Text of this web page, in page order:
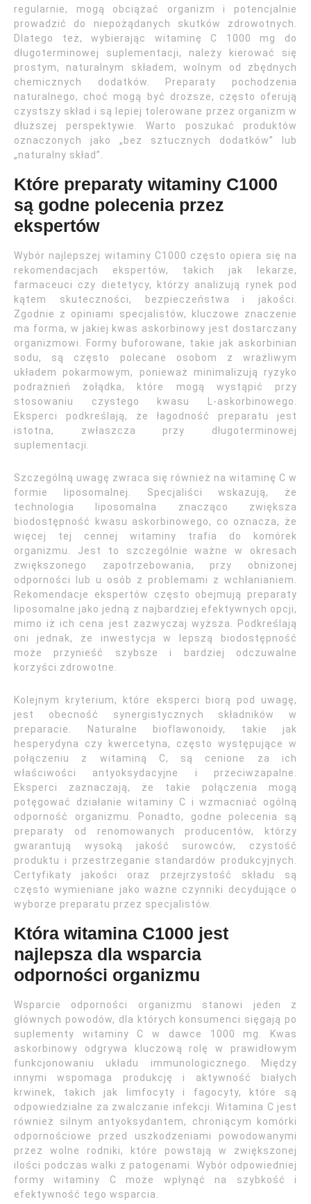
regularnie, mogą obciążać organizm i potencjalnie
prowadzić do niepożądanych skutków zdrowotnych.
Dlatego też, wybierając witaminę C 1000 mg do
długoterminowej suplementacji, należy kierować się
prostym, naturalnym składem, wolnym od zbędnych
chemicznych dodatków. Preparaty pochodzenia
naturalnego, choć mogą być droższe, często oferują
czystszy skład i są lepiej tolerowane przez organizm w
dłuższej perspektywie. Warto poszukać produktów
oznaczonych jako „bez sztucznych dodatków” lub
„naturalny skład”.
Które preparaty witaminy C1000
są godne polecenia przez
ekspertów
Wybór najlepszej witaminy C1000 często opiera się na
rekomendacjach ekspertów, takich jak lekarze,
farmaceuci czy dietetycy, którzy analizują rynek pod
kątem skuteczności, bezpieczeństwa i jakości.
Zgodnie z opiniami specjalistów, kluczowe znaczenie
ma forma, w jakiej kwas askorbinowy jest dostarczany
organizmowi. Formy buforowane, takie jak askorbinian
sodu, są często polecane osobom z wrażliwym
układem pokarmowym, ponieważ minimalizują ryzyko
podrażnień żołądka, które mogą wystąpić przy
stosowaniu czystego kwasu L-askorbinowego.
Eksperci podkreślają, że łagodność preparatu jest
istotna, zwłaszcza przy długoterminowej
suplementacji.
Szczególną uwagę zwraca się również na witaminę C w
formie liposomalnej. Specjaliści wskazują, że
technologia liposomalna znacząco zwiększa
biodostępność kwasu askorbinowego, co oznacza, że
więcej tej cennej witaminy trafia do komórek
organizmu. Jest to szczególnie ważne w okresach
zwiększonego zapotrzebowania, przy obniżonej
odporności lub u osób z problemami z wchłanianiem.
Rekomendacje ekspertów często obejmują preparaty
liposomalne jako jedną z najbardziej efektywnych opcji,
mimo iż ich cena jest zazwyczaj wyższa. Podkreślają
oni jednak, że inwestycja w lepszą biodostępność
może przynieść szybsze i bardziej odczuwalne
korzyści zdrowotne.
Kolejnym kryterium, które eksperci biorą pod uwagę,
jest obecność synergistycznych składników w
preparacie. Naturalne bioflawonoidy, takie jak
hesperydyna czy kwercetyna, często występujące w
połączeniu z witaminą C, są cenione za ich
właściwości antyoksydacyjne i przeciwzapalne.
Eksperci zaznaczają, że takie połączenia mogą
potęgować działanie witaminy C i wzmacniać ogólną
odporność organizmu. Ponadto, godne polecenia są
preparaty od renomowanych producentów, którzy
gwarantują wysoką jakość surowców, czystość
produktu i przestrzeganie standardów produkcyjnych.
Certyfikaty jakości oraz przejrzystość składu są
często wymieniane jako ważne czynniki decydujące o
wyborze preparatu przez specjalistów.
Która witamina C1000 jest
najlepsza dla wsparcia
odporności organizmu
Wsparcie odporności organizmu stanowi jeden z
głównych powodów, dla których konsumenci sięgają po
suplementy witaminy C w dawce 1000 mg. Kwas
askorbinowy odgrywa kluczową rolę w prawidłowym
funkcjonowaniu układu immunologicznego. Między
innymi wspomaga produkcję i aktywność białych
krwinek, takich jak limfocyty i fagocyty, które są
odpowiedzialne za zwalczanie infekcji. Witamina C jest
również silnym antyoksydantem, chroniącym komórki
odpornościowe przed uszkodzeniami powodowanymi
przez wolne rodniki, które powstają w zwiększonej
ilości podczas walki z patogenami. Wybór odpowiedniej
formy witaminy C może wpłynąć na szybkość i
efektywność tego wsparcia.